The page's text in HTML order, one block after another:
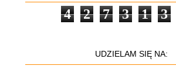
4 2 7 3 1 3
UDZIELAM SIĘ NA: